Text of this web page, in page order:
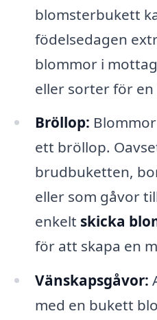
blomsterbukett
födelsedagen
blommor i
eller sorter för
Bröllop:
ett bröllop.
brudbuketten,
eller som gåvor
enkelt skicka
för att skapa en
Vänskapsgåvor:
med en bukett